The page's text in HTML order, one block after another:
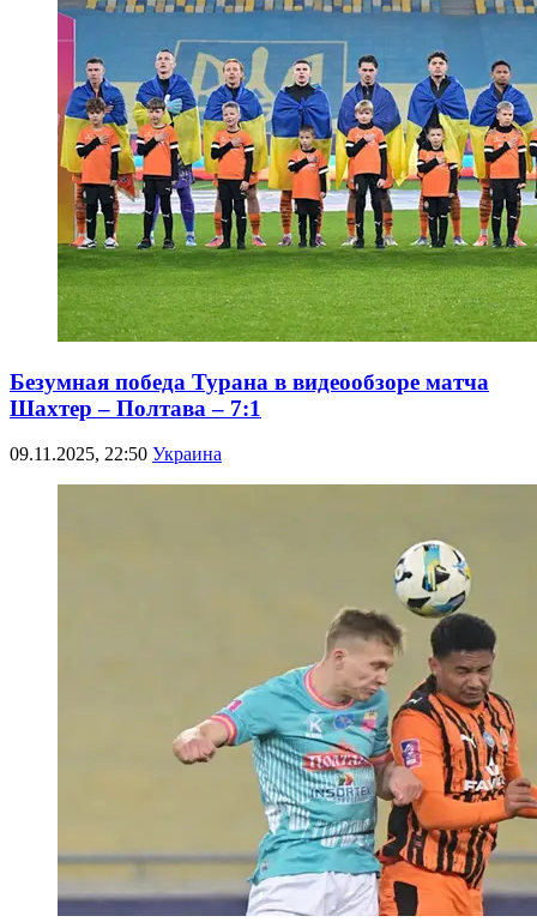
Безумная победа Турана в видеообзоре матча
Шахтер – Полтава – 7:1
09.11.2025, 22:50 Украина